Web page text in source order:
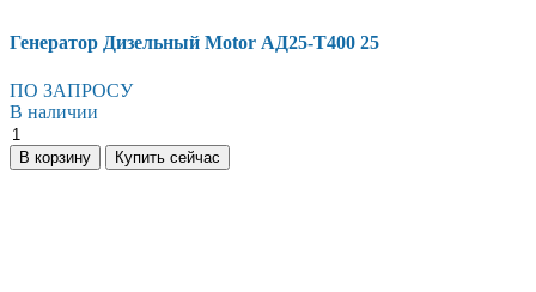
Генератор Дизельный Motor АД25-T400 25
ПО ЗАПРОСУ
В наличии
Генератор
Дизельный
Motor
В корзину Купить сейчас